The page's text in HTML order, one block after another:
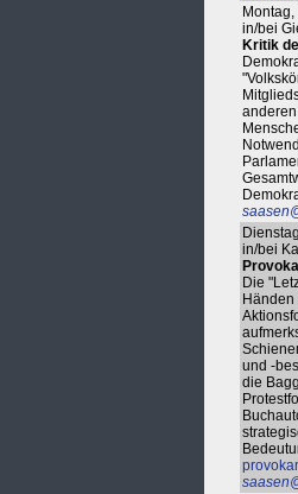
in/bei
Kritik
in/bei
Die
und -
die